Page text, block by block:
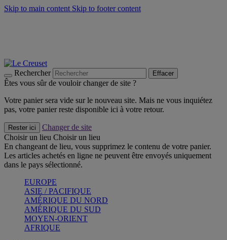
Skip to main content Skip to footer content
Rechercher Effacer
Êtes vous sûr de vouloir changer de site ?
Votre panier sera vide sur le nouveau site. Mais ne vous inquiétez
pas, votre panier reste disponible ici à votre retour.
Rester ici
Changer de site
Choisir un lieu Choisir un lieu
En changeant de lieu, vous supprimez le contenu de votre panier.
Les articles achetés en ligne ne peuvent être envoyés uniquement
dans le pays sélectionné.
EUROPE
ASIE / PACIFIQUE
AMÉRIQUE DU NORD
AMÉRIQUE DU SUD
MOYEN-ORIENT
AFRIQUE